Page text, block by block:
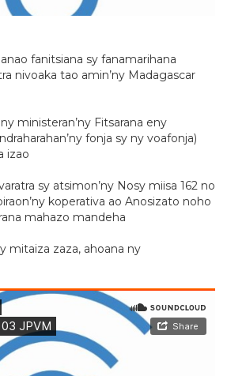
fanitsiana sy fanamarihana
nivoaka tao amin’ny Madagascar
ministeran’ny Fitsarana eny
fonja sy ny voafonja)
izao
sy atsimon’ny Nosy miisa 162 no
koperativa ao Anosizato noho
mahazo mandeha
mitaiza zaza, ahoana ny